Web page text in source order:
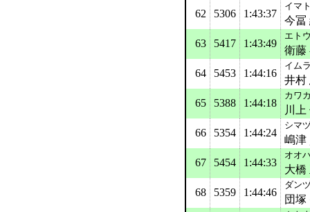
62
5306 1:43:37
イマ
今冨
63
5417 1:43:49
エト
衛藤
64
5453 1:44:16
イム
井村
65
5388 1:44:18
カワ
川上
66
5354 1:44:24
シマ
嶋津
67
5454 1:44:33
オオ
大橋
68
5359 1:44:46
ダン
団塚